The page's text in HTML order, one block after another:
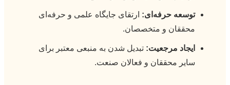
توسعه حرفه‌ای: ارتقای جایگاه علمی و حرفه‌ای
محققان و متخصصان.
ایجاد مرجعیت: تبدیل شدن به منبعی معتبر برای
سایر محققان و فعالان صنعت.